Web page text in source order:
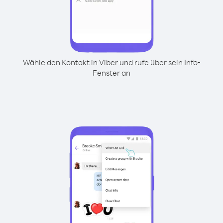
Wähle den Kontakt in Viber und rufe über sein Info-
Fenster an